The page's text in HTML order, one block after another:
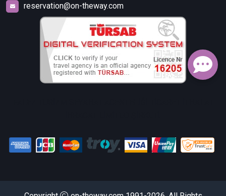
reservation@on-theway.com